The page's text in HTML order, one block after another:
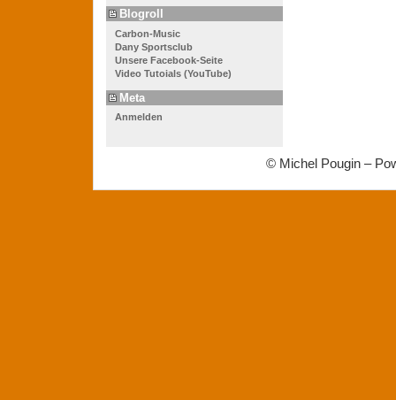
Blogroll
Carbon-Music
Dany Sportsclub
Unsere Facebook-Seite
Video Tutoials (YouTube)
Meta
Anmelden
© Michel Pougin –